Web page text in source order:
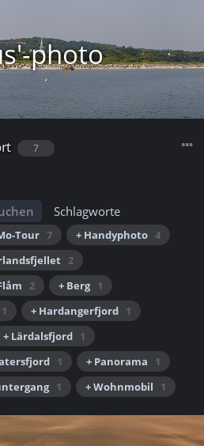
photo
7
Schlagworte
Tour 7 + Handyphoto 4
2
2 + Berg 1
1 + Hardangerfjord 1
+ Lärdalsfjord 1
1 + Panorama
1
1 + Wohnmobil 1